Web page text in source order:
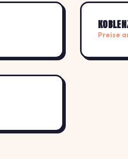
Preise